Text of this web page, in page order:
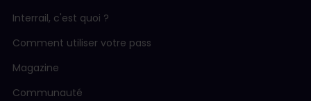
Interrail, c'est quoi ?
Comment utiliser votre pass
Magazine
Communauté